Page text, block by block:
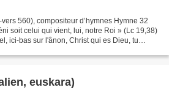
560), compositeur d’hymnes Hymne 32
soit celui qui vient, lui, notre Roi » (Lc 19,38)
ici-bas sur l'ânon, Christ qui es Dieu, tu
euskara)